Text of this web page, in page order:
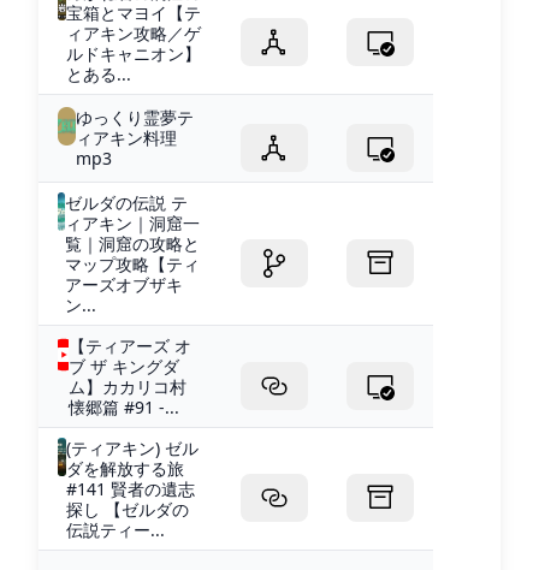
宝箱とマヨイ【テ
ィアキン攻略／ゲ
ルドキャニオン】
とある...
ゆっくり霊夢テ
ィアキン料理
mp3
ゼルダの伝説 テ
ィアキン｜洞窟一
覧｜洞窟の攻略と
マップ攻略【ティ
アーズオブザキ
ン...
【ティアーズ オ
ブ ザ キングダ
ム】カカリコ村
懐郷篇 #91 -...
(ティアキン) ゼル
ダを解放する旅
#141 賢者の遺志
探し 【ゼルダの
伝説ティー...